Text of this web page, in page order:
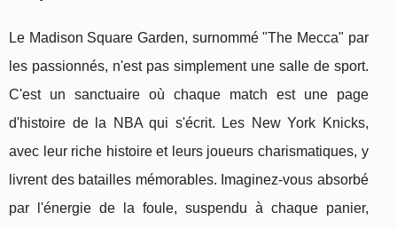
Le Madison Square Garden, surnommé "The Mecca" par
les passionnés, n'est pas simplement une salle de sport.
C'est un sanctuaire où chaque match est une page
d'histoire de la NBA qui s'écrit. Les New York Knicks,
avec leur riche histoire et leurs joueurs charismatiques, y
livrent des batailles mémorables. Imaginez-vous absorbé
par l'énergie de la foule, suspendu à chaque panier,